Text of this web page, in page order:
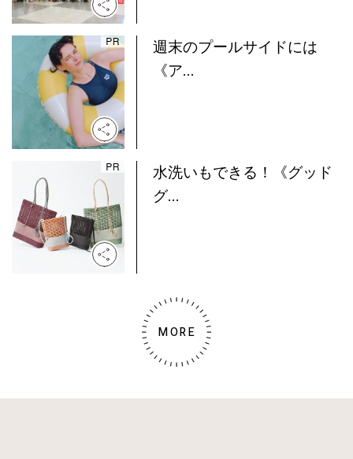
週末のプールサイドには
《ア...
水洗いもできる！《グッド
グ...
MORE